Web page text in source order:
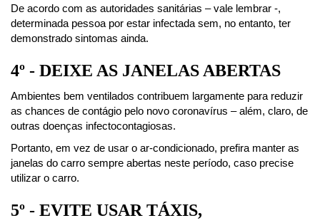
De acordo com as autoridades sanitárias – vale lembrar -,
determinada pessoa por estar infectada sem, no entanto, ter
demonstrado sintomas ainda.
4º - DEIXE AS JANELAS ABERTAS
Ambientes bem ventilados contribuem largamente para reduzir
as chances de contágio pelo novo coronavírus – além, claro, de
outras doenças infectocontagiosas.
Portanto, em vez de usar o ar-condicionado, prefira manter as
janelas do carro sempre abertas neste período, caso precise
utilizar o carro.
5º - EVITE USAR TÁXIS,